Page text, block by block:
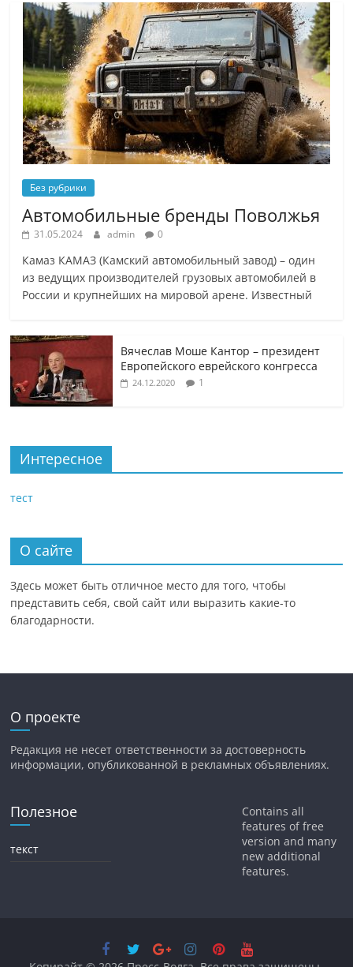
Без рубрики
Автомобильные бренды Поволжья
31.05.2024 admin 0
Камаз КАМАЗ (Камский автомобильный завод) – один
из ведущих производителей грузовых автомобилей в
России и крупнейших на мировой арене. Известный
Вячеслав Моше Кантор – президент
Европейского еврейского конгресса
24.12.2020 1
Интересное
тест
О сайте
Здесь может быть отличное место для того, чтобы
представить себя, свой сайт или выразить какие-то
благодарности.
О проекте
Редакция не несет ответственности за достоверность
информации, опубликованной в рекламных объявлениях.
Полезное
текст
Contains all
features of free
version and many
new additional
features.